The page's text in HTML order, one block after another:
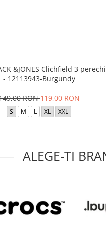
&JONES Clichfield 3 perechi
- 12113943-Burgundy
RON119,00 RON
S M L XL XXL
ALEGE-TI